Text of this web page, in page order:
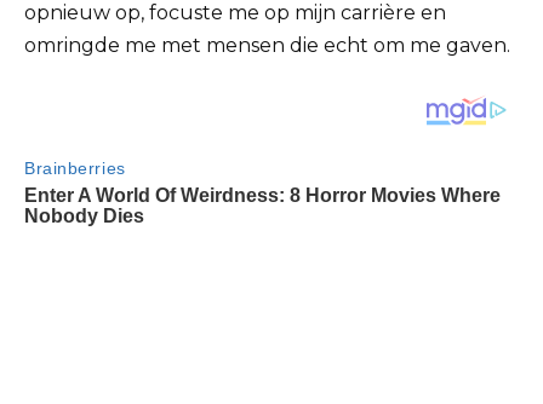
opnieuw op, focuste me op mijn carrière en
omringde me met mensen die echt om me gaven.